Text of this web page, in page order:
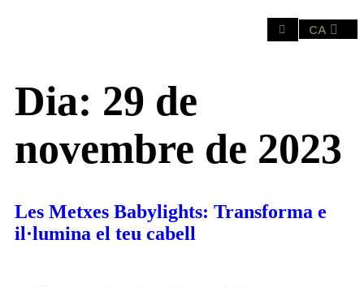
CA
ES
Dia: 29 de
novembre de 2023
Les Metxes Babylights: Transforma e
il·lumina el teu cabell